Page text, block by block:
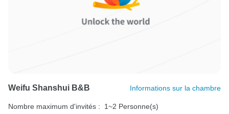
Weifu Shanshui B&B Informations sur la chambre
Nombre maximum d'invités :
1~2 Personne(s)